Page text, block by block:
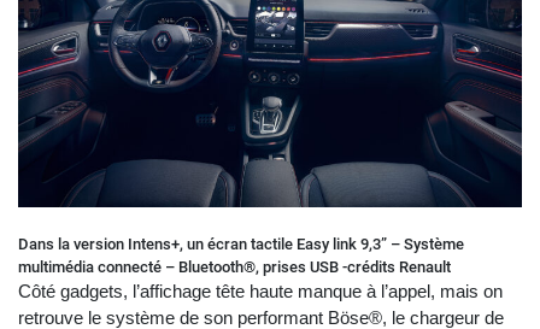
Dans la version Intens+, un écran tactile Easy link 9,3” – Système
multimédia connecté – Bluetooth®, prises USB -crédits Renault
Côté gadgets, l’affichage tête haute manque à l’appel, mais on
retrouve le système de son performant Böse®, le chargeur de